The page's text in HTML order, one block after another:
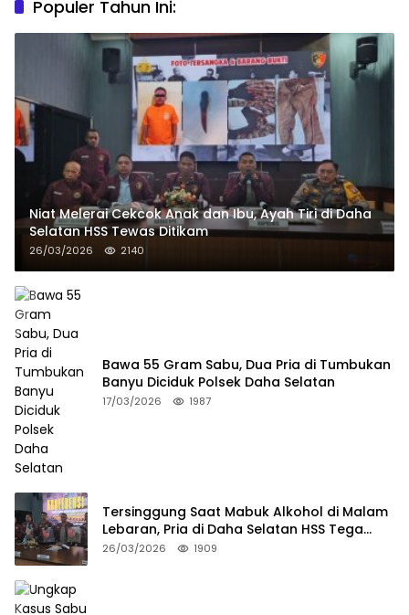
Populer Tahun Ini:
Niat Melerai Cekcok Anak dan Ibu, Ayah Tiri di Daha
Selatan HSS Tewas Ditikam
26/03/2026 2140
Bawa 55 Gram Sabu, Dua Pria di Tumbukan
Banyu Diciduk Polsek Daha Selatan
17/03/2026 1987
Tersinggung Saat Mabuk Alkohol di Malam
Lebaran, Pria di Daha Selatan HSS Tega
Tusuk Teman Sendiri
26/03/2026 1909